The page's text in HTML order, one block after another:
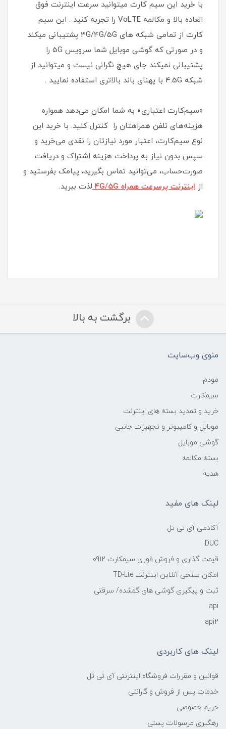
با خرید این سیم کارت میتوانید سرعت اینترنت فوق
العاده بالا و مکالمه VoLTE را تجربه کنید . این سیم
کارت از تمامی شبکه های 3G/4G/5G پشتیبانی میکند
و در صورتی که گوشی موبایل شما سرویس 5G را
پشتیبانی نمیکند جای هیچ نگرانی نیست و میتوانید از
شبکه 4.5G با پهنای باند بالاتری استفاده نمایید .
«سیم‌کارت اعتباری» به شما امکان می‌دهد همواره
هزینه‌های تلفن همراهتان را کنترل کنید. با خرید این
نوع سیم‌کارت، اعتبار مورد نیازتان را نقدی می‌خرید و
سپس بدون نیاز به پرداخت هزینه اشتراک و دریافت
صورت‌حساب، می‌توانید تماس بگیرید، پیامک بفرستید و
از اینترنت پرسرعت همراه 4G/5G لذت ببرید.
برگشت به بالا
منوی وب‌سایت
مودم
سیمکارت
خرید و تمدید بسته های اینترنت
موبایل و کامپیوتر و تجهیزات جانبی
گوشی موبایل
بسته مکالمه
هدیه
لینک های مفید
آکادمی آی تی تل
DUC
قیمت گذاری و فروش فوری سیمکارت 0912
امکان سنجی آنلاین اینترنت TD-Lte
ثبت و پیگیری گوشی های گمشده/ سرقتی
api
api2
لینک های کاربردی
قوانین و مقررات فروشگاه اینترنتی آی تی تل
خدمات پس از فروش و گارانتی
حریم خصوصی
رهگیری مرسولات پستی